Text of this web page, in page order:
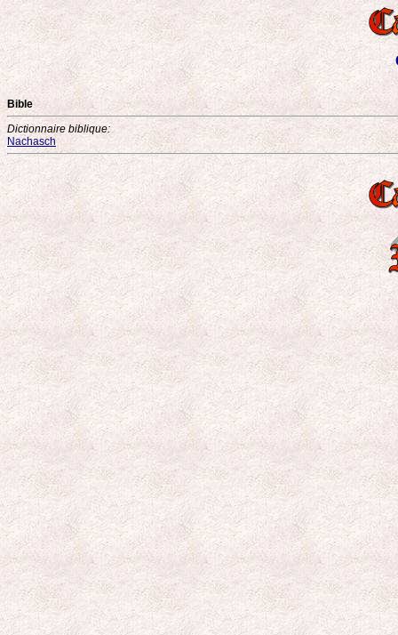
Bible
Dictionnaire biblique:
Nachasch